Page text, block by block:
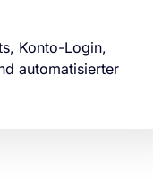
Konto-Login,
automatisierter